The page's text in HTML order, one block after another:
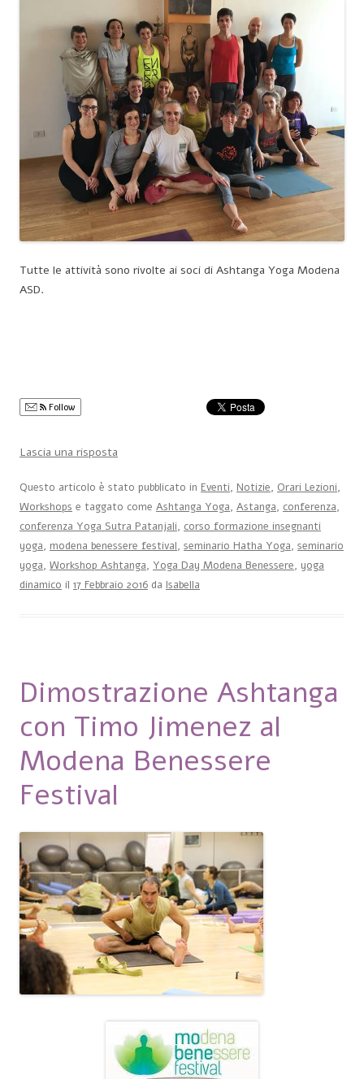
Tutte le attività sono rivolte ai soci di Ashtanga Yoga Modena
ASD.
Follow
Lascia una risposta
Questo articolo è stato pubblicato in Eventi, Notizie, Orari Lezioni,
Workshops e taggato come Ashtanga Yoga, Astanga, conferenza,
conferenza Yoga Sutra Patanjali, corso formazione insegnanti
yoga, modena benessere festival, seminario Hatha Yoga, seminario
yoga, Workshop Ashtanga, Yoga Day Modena Benessere, yoga
dinamico il 17 Febbraio 2016 da Isabella
Dimostrazione Ashtanga
con Timo Jimenez al
Modena Benessere
Festival